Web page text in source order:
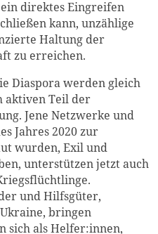
direktes Eingreifen
kann, unzählige
Haltung der
zu erreichen.
Diaspora werden gleich
aktiven Teil der
Jene Netzwerke und
Jahres 2020 zur
wurden, Exil und
unterstützen jetzt auch
und Hilfsgüter,
bringen
sich als Helfer:innen,